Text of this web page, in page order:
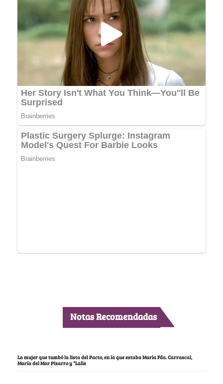
Notas Recomendadas
La mujer que tumbó la lista del Pacto, en la que estaba María Fda. Carrascal,
María del Mar Pizarro y “Lalis